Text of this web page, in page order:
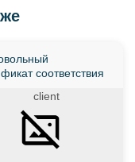
соответствия